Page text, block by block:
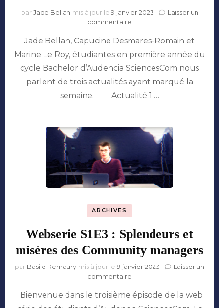
parJade Bellah mis à jour le 9 janvier 2023
Laisser un
commentaire
ta
com
L’info
bien
pressée
#5
Jade Bellah, Capucine Desmares-Romain et
Marine Le Roy, étudiantes en première année du
cycle Bachelor d’Audencia SciencesCom nous
parlent de trois actualités ayant marqué la
semaine. Actualité 1 …
ARCHIVES
Webserie S1E3 : Splendeurs et
misères des Community managers
par Basile Remaury mis à jour le 9 janvier 2023
Laisser un
commentaire
S1E3
:
Bienvenue dans le troisième épisode de la web